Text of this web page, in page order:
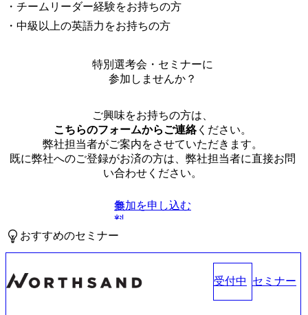
・チームリーダー経験をお持ちの方
・中級以上の英語力をお持ちの方
特別選考会・セミナーに
参加しませんか？
ご興味をお持ちの方は、
こちらのフォームからご連絡ください。
弊社担当者がご案内をさせていただきます。
既に弊社へのご登録がお済の方は、弊社担当者に直接お問
い合わせください。
無
料
参加を申し込む
おすすめのセミナー
受付中 セミナー